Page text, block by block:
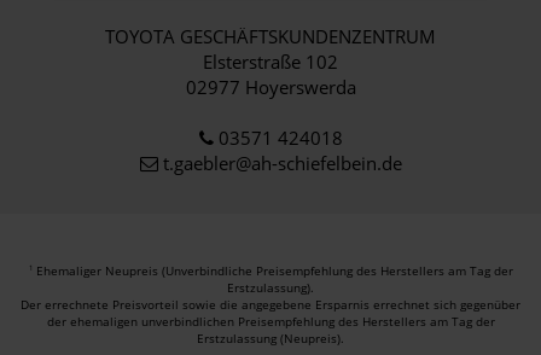
TOYOTA GESCHÄFTSKUNDENZENTRUM
Elsterstraße 102
02977 Hoyerswerda
03571 424018
t.gaebler@ah-schiefelbein.de
1 Ehemaliger Neupreis (Unverbindliche Preisempfehlung des Herstellers am Tag der
Erstzulassung).
Der errechnete Preisvorteil sowie die angegebene Ersparnis errechnet sich gegenüber
der ehemaligen unverbindlichen Preisempfehlung des Herstellers am Tag der
Erstzulassung (Neupreis).